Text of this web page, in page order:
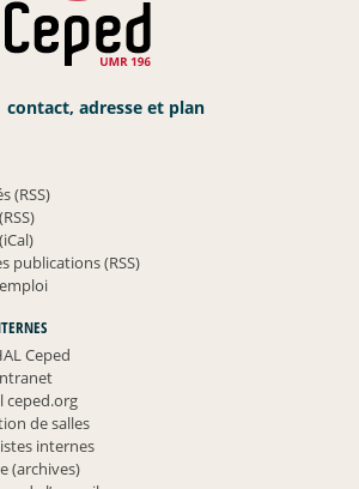
contact, adresse et plan
(RSS)
publications (RSS)
Ceped
ceped.org
de salles
internes
(archives)